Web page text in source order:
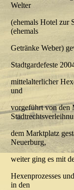
Welter
(ehemals Hotel zur
(ehemals
Getränke Weber)
Stadtgardefeste
mittelalterlicher
und
vorgeführt von den
dem Marktplatz
Neuerburg,
weiter ging es mit
Hexenprozesses
in den